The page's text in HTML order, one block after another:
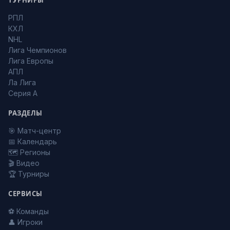
РПЛ
КХЛ
NHL
Лига Чемпионов
Лига Европы
АПЛ
Ла Лига
Серия А
РАЗДЕЛЫ
🎯 Матч-центр
📅 Календарь
🗺️ Регионы
🎬 Видео
🏆 Турниры
СЕРВИСЫ
⚽ Команды
👤 Игроки